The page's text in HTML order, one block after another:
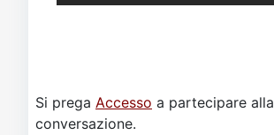
Si prega Accesso a partecipare alla
conversazione.